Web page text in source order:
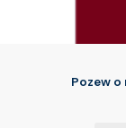
Pozew